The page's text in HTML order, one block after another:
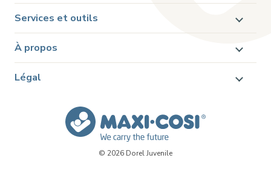
Services et outils
À propos
Légal
© 2026 Dorel Juvenile